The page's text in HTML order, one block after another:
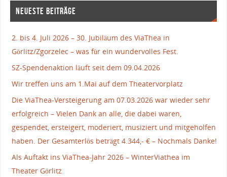
NEUESTE BEITRÄGE
2. bis 4. Juli 2026 – 30. Jubiläum des ViaThea in
Görlitz/Zgorzelec – was für ein wundervolles Fest.
SZ-Spendenaktion läuft seit dem 09.04.2026
Wir treffen uns am 1.Mai auf dem Theatervorplatz
Die ViaThea-Versteigerung am 07.03.2026 war wieder sehr
erfolgreich – Vielen Dank an alle, die dabei waren,
gespendet, ersteigert, moderiert, musiziert und mitgeholfen
haben. Der Gesamterlös beträgt 4.344,- € – Nochmals Danke!
Als Auftakt ins ViaThea-Jahr 2026 – WinterViathea im
Theater Görlitz